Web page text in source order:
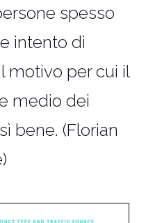
spesso
intento di
motivo per cui il
medio dei
bene. (Florian